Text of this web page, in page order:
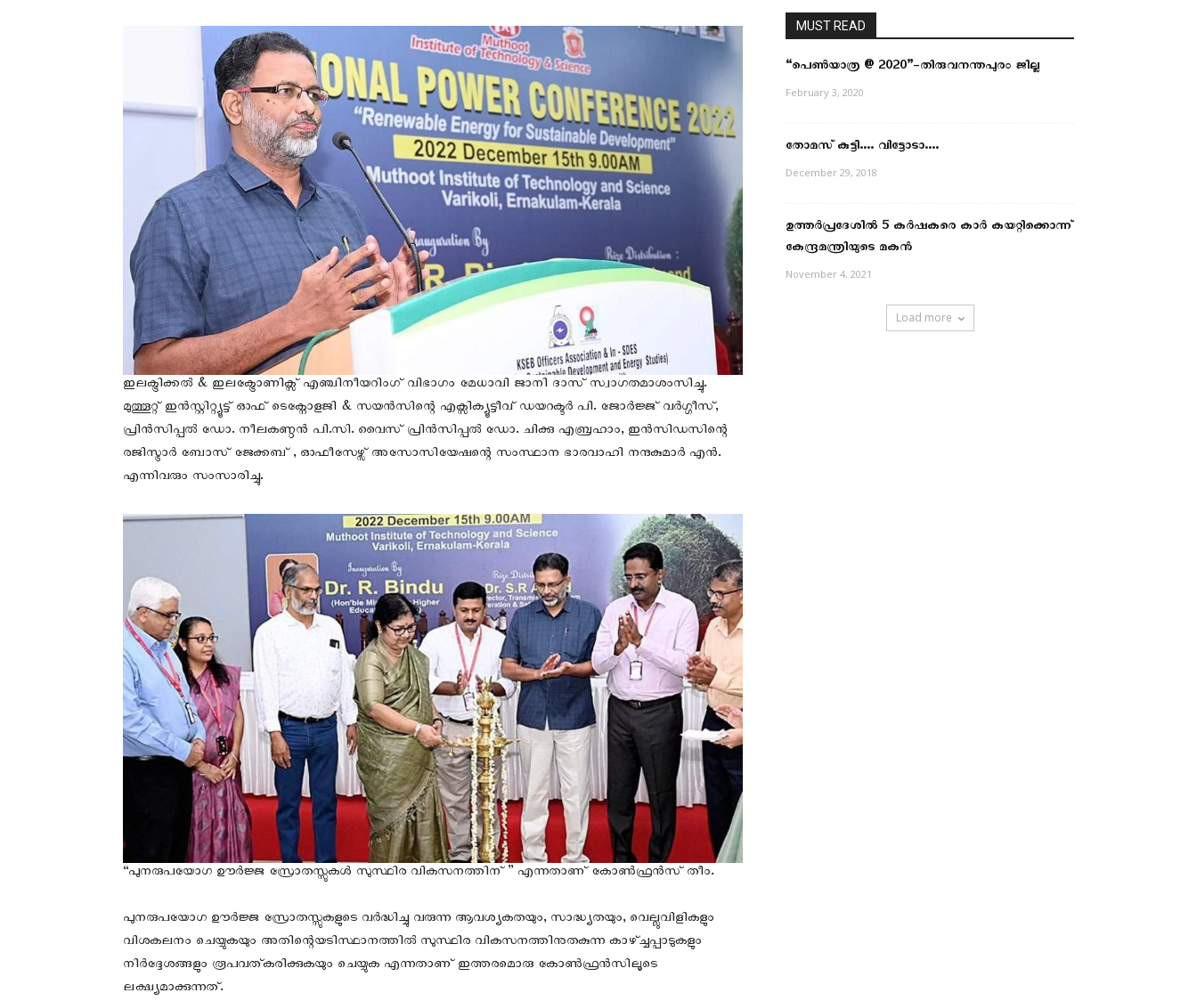
ഇലക്ട്രിക്കൽ & ഇലക്ട്രോണിക്സ് എഞ്ചിനീയറിംഗ് വിഭാഗം മേധാവി ജാനി ദാസ് സ്വാഗതമാശംസിച്ചു.
മുത്തൂറ്റ് ഇൻസ്റ്റിറ്റ്യൂട്ട് ഓഫ് ടെക്നോളജി & സയൻസിന്റെ എക്സിക്യൂട്ടീവ് ഡയറക്ടർ പി. ജോർജ്ജ് വർഗ്ഗീസ്,
പ്രിൻസിപ്പൽ ഡോ. നീലകണ്ഠൻ പി.സി. വൈസ് പ്രിൻസിപ്പൽ ഡോ. ചിക്കു എബ്രഹാം, ഇൻസിഡസിന്റെ
രജിസ്ട്രാർ ബോസ് ജേക്കബ് , ഓഫീസേഴ്സ് അസോസിയേഷന്റെ സംസ്ഥാന ഭാരവാഹി നന്ദകുമാർ എൻ.
എന്നിവരും സംസാരിച്ചു.
“പുനരുപയോഗ ഊർജ്ജ സ്രോതസ്സുകൾ സുസ്ഥിര വികസനത്തിന് ” എന്നതാണ് കോൺഫ്രൻസ് തീം.
പുനരുപയോഗ ഊർജ്ജ സ്രോതസ്സുകളുടെ വർദ്ധിച്ചു വരുന്ന ആവശ്യകതയും, സാദ്ധ്യതയും, വെല്ലുവിളികളും
വിശകലനം ചെയ്യുകയും അതിന്റെയടിസ്ഥാനത്തിൽ സുസ്ഥിര വികസനത്തിനുതകുന്ന കാഴ്ച്ചപ്പാടുകളും
നിർദ്ദേശങ്ങളും രൂപവത്കരിക്കുകയും ചെയ്യുക എന്നതാണ് ഇത്തരമൊരു കോൺഫ്രൻസിലൂടെ
ലക്ഷ്യമാക്കുന്നത്.
MUST READ
“പെൺയാത്ര @ 2020”-തിരുവനന്തപുരം ജില്ല
February 3, 2020
തോമസ് കുട്ടീ…. വിട്ടോടാ….
December 29, 2018
ഉത്തർപ്രദേശിൽ 5 കർഷകരെ കാർ കയറ്റിക്കൊന്ന്
കേന്ദ്രമന്ത്രിയുടെ മകൻ
November 4, 2021
Load more